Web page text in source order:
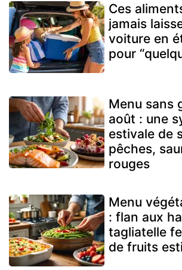
Ces
jamais
voiture en
pour
Menu sans
août : une
estivale de
pêches,
rouges
Menu
: flan aux
tagliatelle
de fruits